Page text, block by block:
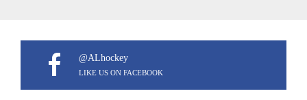
@ALhockey
LIKE US ON FACEBOOK